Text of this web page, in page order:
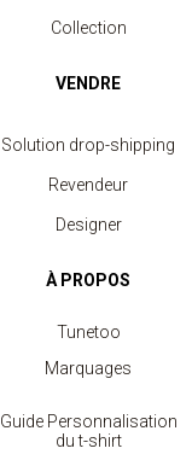
Collection
VENDRE
Solution drop-shipping
Revendeur
Designer
À PROPOS
Tunetoo
Marquages
Guide Personnalisation
du t-shirt